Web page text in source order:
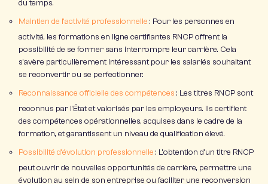
du temps.
Maintien de l’activité professionnelle : Pour les personnes en
activité, les formations en ligne certifiantes RNCP offrent la
possibilité de se former sans interrompre leur carrière. Cela
s’avère particulièrement intéressant pour les salariés souhaitant
se reconvertir ou se perfectionner.
Reconnaissance officielle des compétences : Les titres RNCP sont
reconnus par l’État et valorisés par les employeurs. Ils certifient
des compétences opérationnelles, acquises dans le cadre de la
formation, et garantissent un niveau de qualification élevé.
Possibilité d’évolution professionnelle : L’obtention d’un titre RNCP
peut ouvrir de nouvelles opportunités de carrière, permettre une
évolution au sein de son entreprise ou faciliter une reconversion